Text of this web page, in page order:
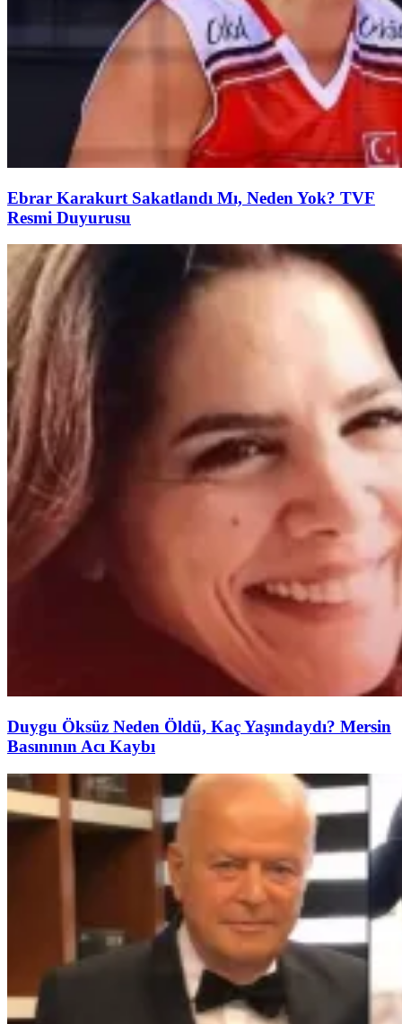
Ebrar Karakurt Sakatlandı Mı, Neden Yok? TVF
Resmi Duyurusu
Duygu Öksüz Neden Öldü, Kaç Yaşındaydı? Mersin
Basınının Acı Kaybı